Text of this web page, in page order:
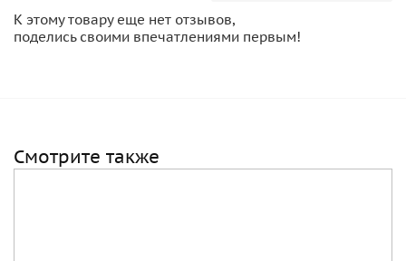
К этому товару еще нет отзывов,
поделись своими впечатлениями первым!
Смотрите также